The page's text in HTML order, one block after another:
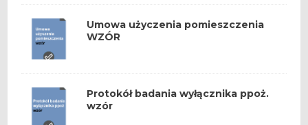
Umowa użyczenia pomieszczenia
WZÓR
Protokół badania wyłącznika ppoż.
wzór